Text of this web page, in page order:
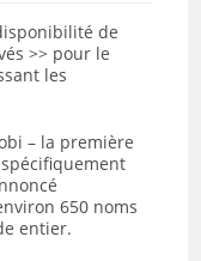
de
>> pour le
les
– la première
650 noms
entier.